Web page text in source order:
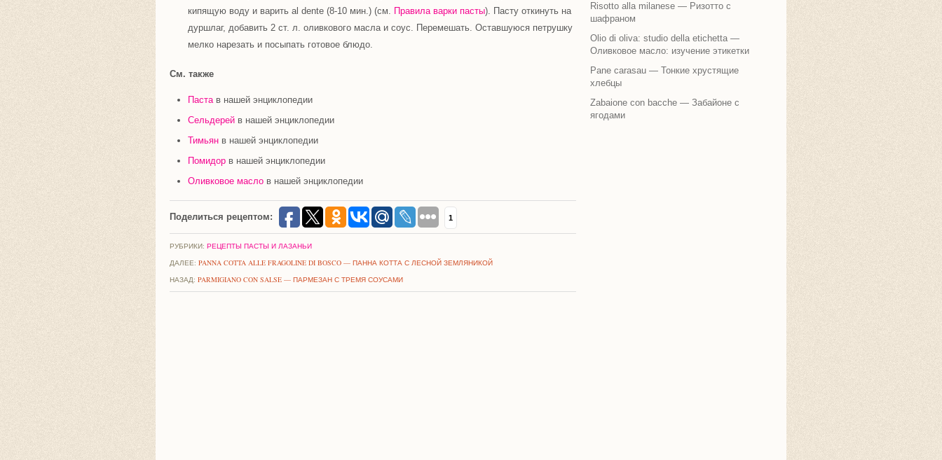
кипящую воду и варить al dente (8-10 мин.) (см. Правила варки пасты). Пасту откинуть на
дуршлаг, добавить 2 ст. л. оливкового масла и соус. Перемешать. Оставшуюся петрушку
мелко нарезать и посыпать готовое блюдо.
См. также
Пастав нашей энциклопедии
Сельдерей в нашей энциклопедии
Тимьян в нашей энциклопедии
Помидор в нашей энциклопедии
Оливковое масло в нашей энциклопедии
Поделиться рецептом: 1
РУБРИКИ: РЕЦЕПТЫ ПАСТЫ И ЛАЗАНЬИ
ДАЛЕЕ: PANNA COTTA ALLE FRAGOLINE DI BOSCO — ПАННА КОТТА С ЛЕСНОЙ ЗЕМЛЯНИКОЙ
НАЗАД: PARMIGIANO CON SALSE — ПАРМЕЗАН С ТРЕМЯ СОУСАМИ
Risotto alla milanese — Ризотто с
шафраном
Olio di oliva: studio della etichetta —
Оливковое масло: изучение этикетки
Pane carasau — Тонкие хрустящие
хлебцы
Zabaione con bacche — Забайоне с
ягодами